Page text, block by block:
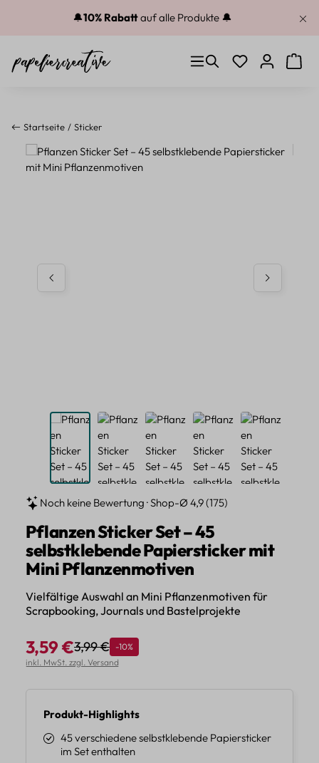
Zum Hauptinhalt springen
🔔10% Rabattauf alle Produkte 🔔
Du hast 0
Startseite Sticker
Bildergalerie überspringen
Noch keine Bewertung · Shop-Ø 4,9 (175)
Pflanzen Sticker Set – 45
selbstklebende Papiersticker mit
Mini Pflanzenmotiven
Vielfältige Auswahl an Mini Pflanzenmotiven für
Scrapbooking, Journals und Bastelprojekte
Verkaufspreis:
3,59 €Regulärer Preis:
3,99 € Rabatt
-10%
inkl. MwSt. zzgl. Versand
Produkt-Highlights
45 verschiedene selbstklebende Papiersticker
im Set enthalten